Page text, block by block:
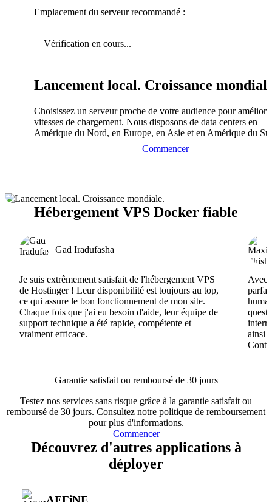
Emplacement du serveur recommandé :
Vérification en cours...
Lancement local. Croissance
Choisissez un serveur proche de votre audience pour
vitesses de chargement. Nous disposons de data centers en
Amérique du Nord, en Europe, en Asie et en Amérique du
Commencer
Hébergement VPS Docker fiable
Gad Iradufasha
Je suis extrêmement satisfait de l'hébergement VPS
de Hostinger ! Leur disponibilité est toujours au top,
ce qui assure le bon fonctionnement de mon site.
Chaque fois que j'ai eu besoin d'aide, leur équipe de
support technique a été rapide, compétente et
vraiment efficace.
Avec
ainsi
Garantie satisfait ou remboursé de 30 jours
Testez nos services sans risque grâce à la garantie satisfait ou
remboursé de 30 jours. Consultez notre politique de remboursement
pour plus d'informations.
Commencer
Découvrez d'autres applications à
déployer